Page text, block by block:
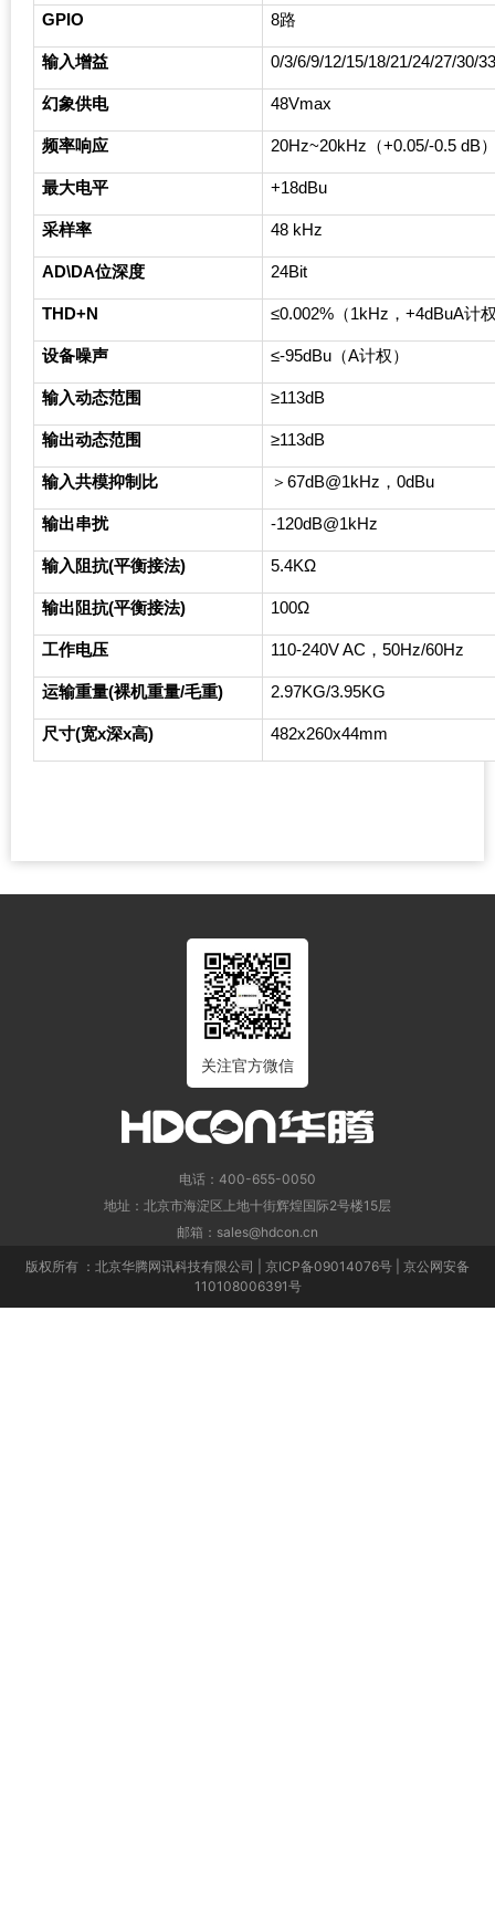
GPIO 8路
输入增益 0/3/6/9/12/15/18/21/24/27/30/
幻象供电 48Vmax
频率响应 20Hz~20kHz （+0.05/-0.5 dB
最大电平 +18dBu
采样率 48 kHz
AD\DA位深度 24Bit
THD+N ≤0.002%（1kHz，+4dBuA计
设备噪声 ≤-95dBu（A计权）
输入动态范围 ≥113dB
输出动态范围 ≥113dB
输入共模抑制比 ＞67dB@1kHz，0dBu
输出串扰 -120dB@1kHz
输入阻抗(平衡接法) 5.4KΩ
输出阻抗(平衡接法) 100Ω
工作电压 110-240V AC ，50Hz/60Hz
运输重量(裸机重量/毛重) 2.97KG/3.95KG
尺寸(宽x深x高) 482x260x44mm
关注官方微信
电话：400-655-0050
地址：北京市海淀区上地十街辉煌国际2号楼15层
邮箱：sales@hdcon.cn
版权所有 ：北京华腾网讯科技有限公司 | 京ICP备09014076号 | 京公网安备
110108006391号